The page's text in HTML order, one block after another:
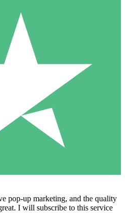
pop-up marketing, and the quality
I will subscribe to this service